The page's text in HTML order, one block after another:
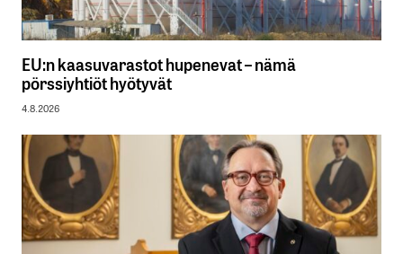
EU:n kaasuvarastot hupenevat – nämä
pörssiyhtiöt hyötyvät
4.8.2026